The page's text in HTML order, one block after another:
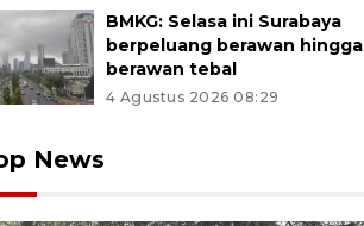
BMKG: Selasa ini Surabaya
berpeluang berawan hingga
berawan tebal
4 Agustus 2026 08:29
News